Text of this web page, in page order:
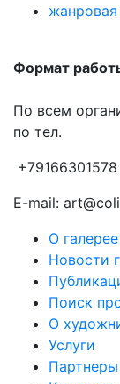
Формат
По всем
по тел.
+79166301578
E-mail:
О галерее
Новости
Поиск
О
Услуги
Партнеры